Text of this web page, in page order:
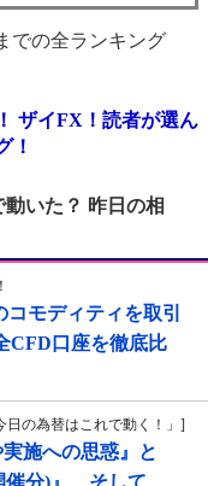
での全ランキング
ザイFX！読者が選ん
！
いた？ 昨日の相
モディティを取引
CFD口座を徹底比
の為替はこれで動く！」]
施への思惑』と
催分)』、そして